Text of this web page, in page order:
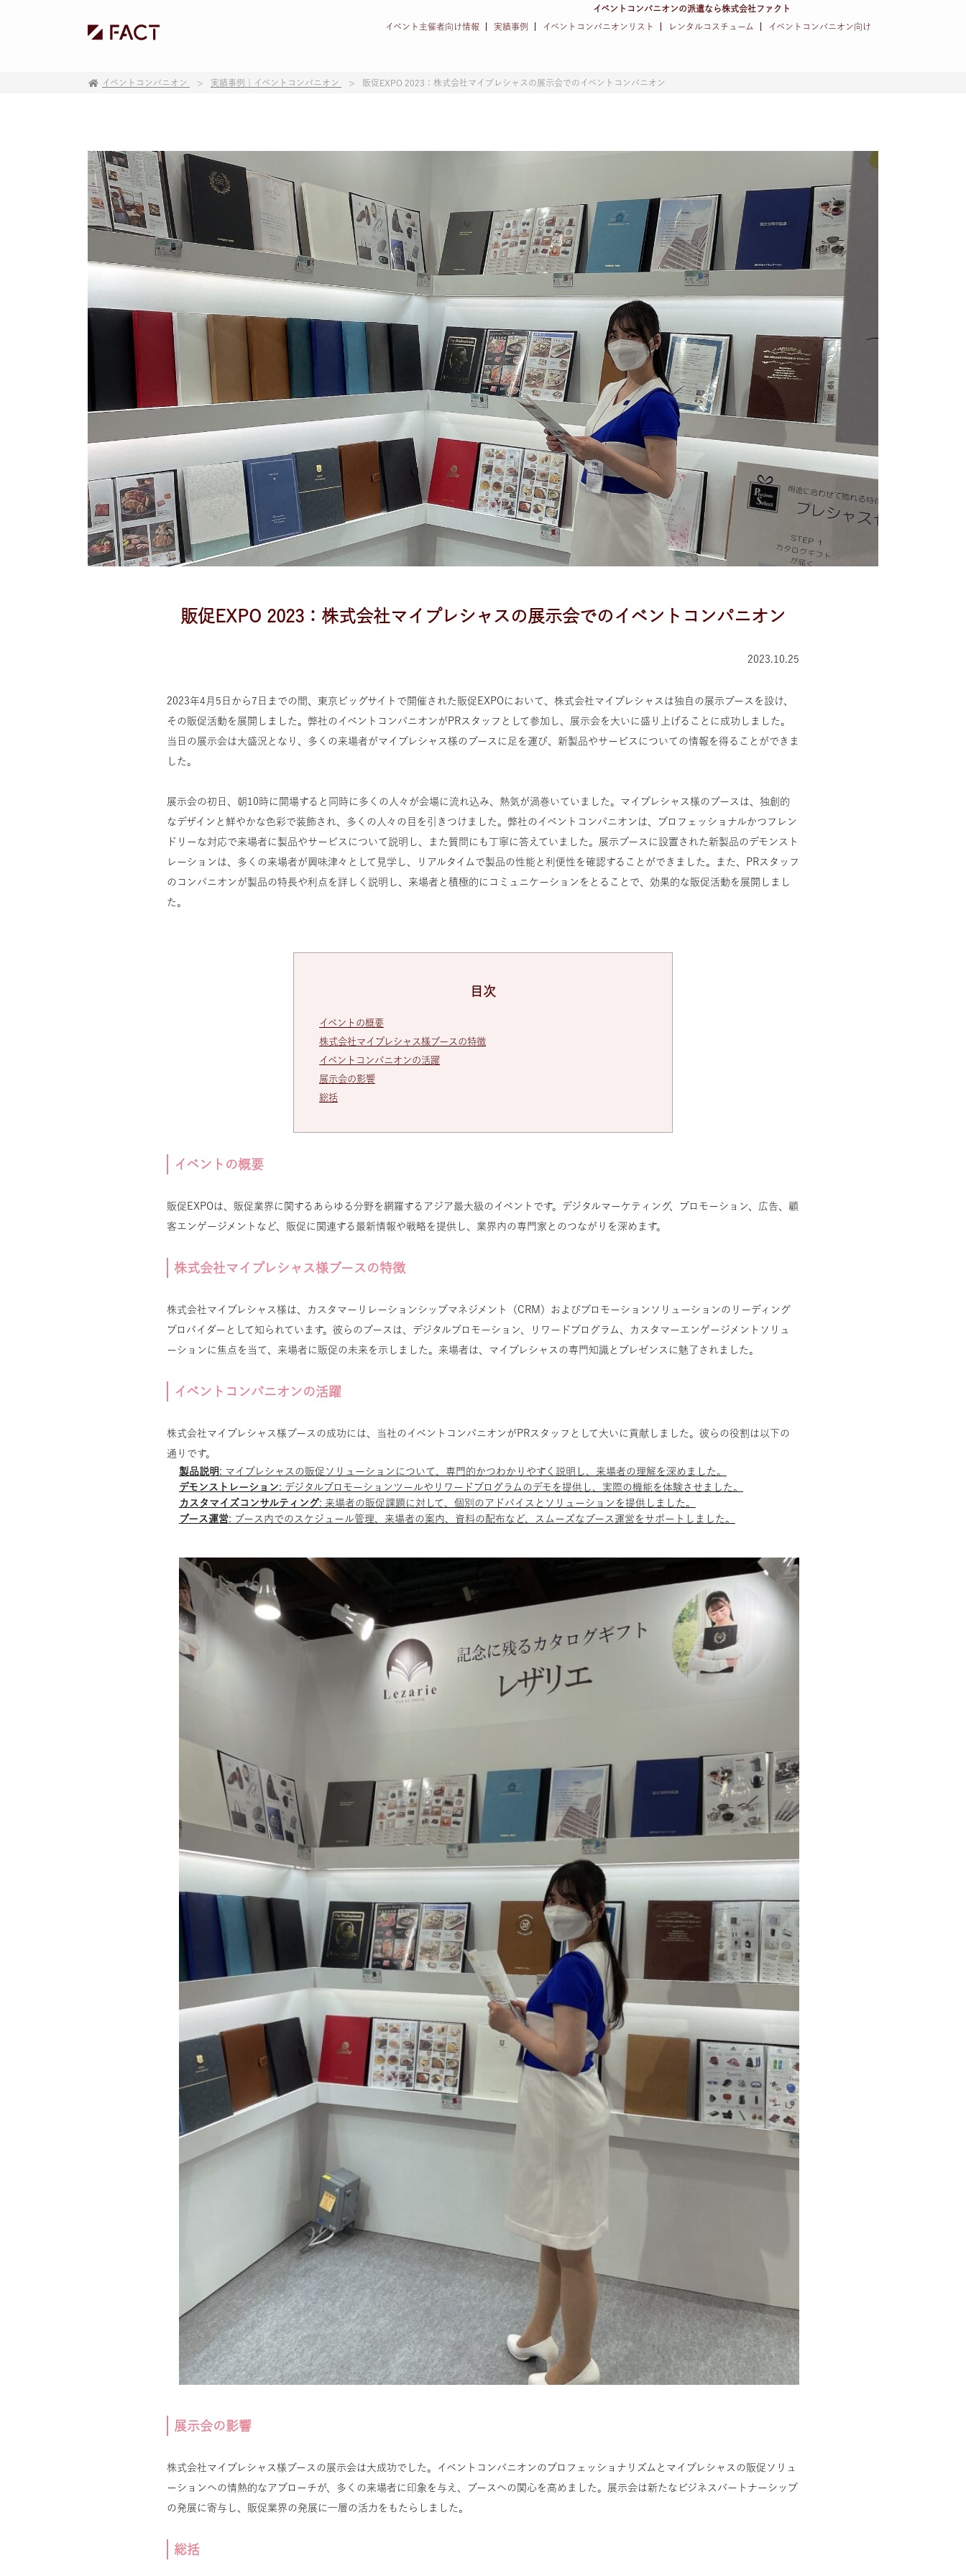
イベントコンパニオンの派遣なら株式会社ファクト
イベント主催者向け情報 実績事例 イベントコンパニオンリスト レンタルコスチューム イベントコンパニオン向け
イベントコンパニオン 実績事例｜イベントコンパニオン 販促EXPO 2023：株式会社マイプレシャスの展示会でのイベントコンパニオン
販促EXPO 2023：株式会社マイプレシャスの展示会でのイベントコンパニオン
2023.10.25
2023年4月5日から7日までの間、東京ビッグサイトで開催された販促EXPOにおいて、株式会社マイプレシャスは独自の展示ブースを設け、
その販促活動を展開しました。弊社のイベントコンパニオンがPRスタッフとして参加し、展示会を大いに盛り上げることに成功しました。
当日の展示会は大盛況となり、多くの来場者がマイプレシャス様のブースに足を運び、新製品やサービスについての情報を得ることができま
した。
展示会の初日、朝10時に開場すると同時に多くの人々が会場に流れ込み、熱気が渦巻いていました。マイプレシャス様のブースは、独創的
なデザインと鮮やかな色彩で装飾され、多くの人々の目を引きつけました。弊社のイベントコンパニオンは、プロフェッショナルかつフレン
ドリーな対応で来場者に製品やサービスについて説明し、また質問にも丁寧に答えていました。展示ブースに設置された新製品のデモンスト
レーションは、多くの来場者が興味津々として見学し、リアルタイムで製品の性能と利便性を確認することができました。また、PRスタッフ
のコンパニオンが製品の特長や利点を詳しく説明し、来場者と積極的にコミュニケーションをとることで、効果的な販促活動を展開しまし
た。
目次
イベントの概要
株式会社マイプレシャス様ブースの特徴
イベントコンパニオンの活躍
展示会の影響
総括
イベントの概要
販促EXPOは、販促業界に関するあらゆる分野を網羅するアジア最大級のイベントです。デジタルマーケティング、プロモーション、広告、顧
客エンゲージメントなど、販促に関連する最新情報や戦略を提供し、業界内の専門家とのつながりを深めます。
株式会社マイプレシャス様ブースの特徴
株式会社マイプレシャス様は、カスタマーリレーションシップマネジメント（CRM）およびプロモーションソリューションのリーディング
プロバイダーとして知られています。彼らのブースは、デジタルプロモーション、リワードプログラム、カスタマーエンゲージメントソリュ
ーションに焦点を当て、来場者に販促の未来を示しました。来場者は、マイプレシャスの専門知識とプレゼンスに魅了されました。
イベントコンパニオンの活躍
株式会社マイプレシャス様ブースの成功には、当社のイベントコンパニオンがPRスタッフとして大いに貢献しました。彼らの役割は以下の
通りです。
製品説明 : マイプレシャスの販促ソリューションについて、専門的かつわかりやすく説明し、来場者の理解を深めました。
デモンストレーション: デジタルプロモーションツールやリワードプログラムのデモを提供し、実際の機能を体験させました。
カスタマイズコンサルティング: 来場者の販促課題に対して、個別のアドバイスとソリューションを提供しました。
ブース運営: ブース内でのスケジュール管理、来場者の案内、資料の配布など、スムーズなブース運営をサポートしました。
展示会の影響
株式会社マイプレシャス様ブースの展示会は大成功でした。イベントコンパニオンのプロフェッショナリズムとマイプレシャスの販促ソリュ
ーションへの情熱的なアプローチが、多くの来場者に印象を与え、ブースへの関心を高めました。展示会は新たなビジネスパートナーシップ
の発展に寄与し、販促業界の発展に一層の活力をもたらしました。
総括